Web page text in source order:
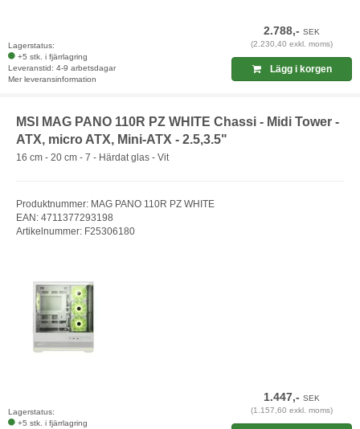
Lagerstatus:
+5 stk. i fjärrlagring
Leveranstid: 4-9 arbetsdagar
Mer leveransinformation
2.788,-SEK
(2.230,40 exkl. moms)
Lägg i korgen
MSI MAG PANO 110R PZ WHITE Chassi - Midi Tower -
ATX, micro ATX, Mini-ATX - 2.5,3.5"
16 cm - 20 cm - 7 - Härdat glas - Vit
Produktnummer: MAG PANO 110R PZ WHITE
EAN: 4711377293198
Artikelnummer: F25306180
Lagerstatus:
+5 stk. i fjärrlagring
1.447,-SEK
(1.157,60 exkl. moms)